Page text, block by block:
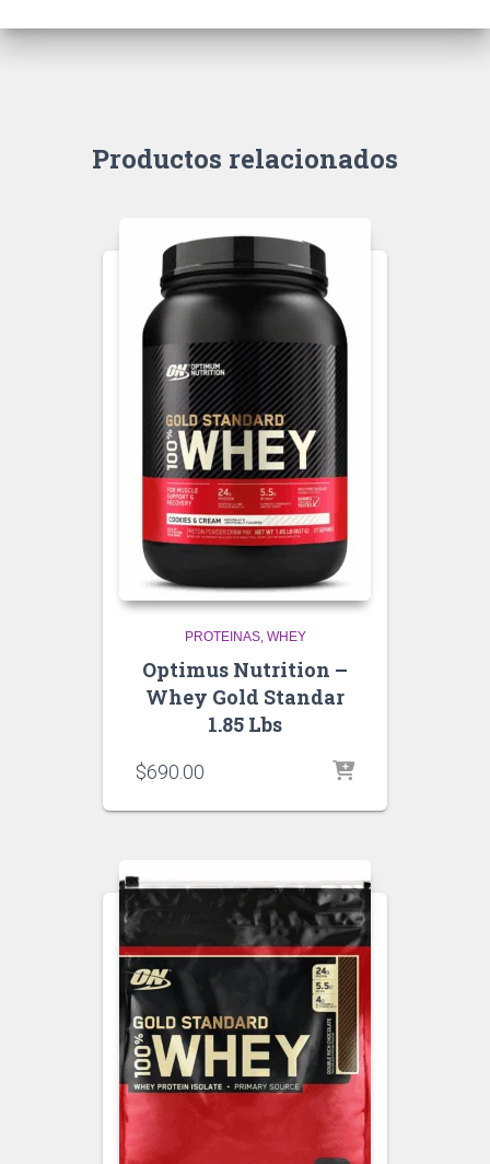
Productos relacionados
PROTEINAS WHEY
Optimus Nutrition –
Whey Gold Standar
1.85 Lbs
$690.00